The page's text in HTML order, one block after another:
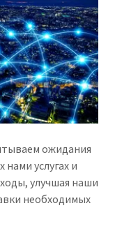
ожидания
услугах и
улучшая наши
необходимых